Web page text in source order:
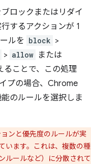
ロックまたはリダイ
するアクションが 1
ルを block >
> allow または
ることで、この処理
プの場合、Chrome
のルールを選択しま
ンと優先度のルールが実
います。これは、複数の種
ルールなど）に分散されて